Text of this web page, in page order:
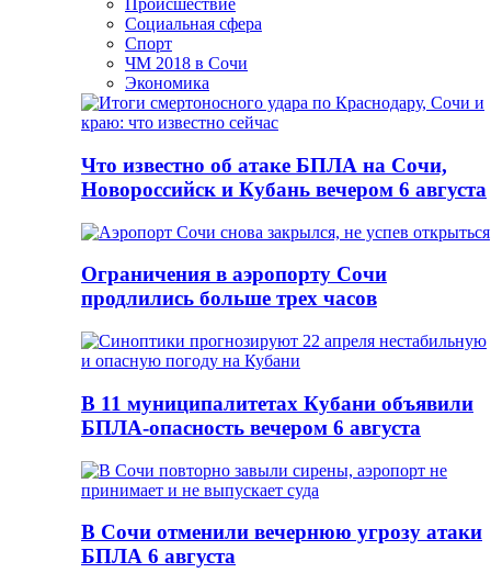
Происшествие
Социальная сфера
Спорт
ЧМ 2018 в Сочи
Экономика
Что известно об атаке БПЛА на Сочи,
Новороссийск и Кубань вечером 6 августа
Ограничения в аэропорту Сочи
продлились больше трех часов
В 11 муниципалитетах Кубани объявили
БПЛА-опасность вечером 6 августа
В Сочи отменили вечернюю угрозу атаки
БПЛА 6 августа